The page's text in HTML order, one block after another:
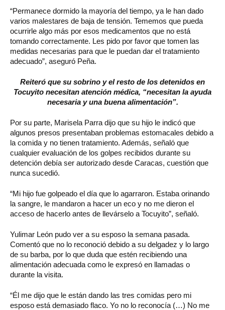
“Permanece dormido la mayoría del tiempo, ya le han dado
varios malestares de baja de tensión. Tememos que pueda
ocurrirle algo más por esos medicamentos que no está
tomando correctamente. Les pido por favor que tomen las
medidas necesarias para que le puedan dar el tratamiento
adecuado”, aseguró Peña.
Reiteró que su sobrino y el resto de los detenidos en
Tocuyito necesitan atención médica, “necesitan la ayuda
necesaria y una buena alimentación”.
Por su parte, Marisela Parra dijo que su hijo le indicó que
algunos presos presentaban problemas estomacales debido a
la comida y no tienen tratamiento. Además, señaló que
cualquier evaluación de los golpes recibidos durante su
detención debía ser autorizado desde Caracas, cuestión que
nunca sucedió.
“Mi hijo fue golpeado el día que lo agarraron. Estaba orinando
la sangre, le mandaron a hacer un eco y no me dieron el
acceso de hacerlo antes de llevárselo a Tocuyito”, señaló.
Yulimar León pudo ver a su esposo la semana pasada.
Comentó que no lo reconoció debido a su delgadez y lo largo
de su barba, por lo que duda que estén recibiendo una
alimentación adecuada como le expresó en llamadas o
durante la visita.
“Él me dijo que le están dando las tres comidas pero mi
esposo está demasiado flaco. Yo no lo reconocía (…) No me